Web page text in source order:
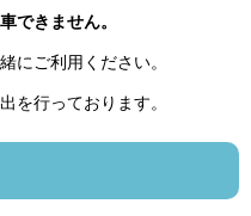
できません。
にご利用ください。
を行っております。